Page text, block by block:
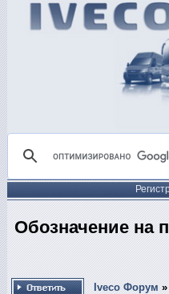
Обозначение на
Iveco Форум »